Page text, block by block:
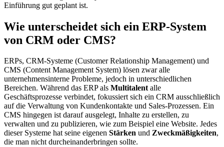
Einführung gut geplant ist.
Wie unterscheidet sich ein ERP-System
von CRM oder CMS?
ERPs, CRM-Systeme (Customer Relationship Management) und
CMS (Content Management System) lösen zwar alle
unternehmensinterne Probleme, jedoch in unterschiedlichen
Bereichen. Während das ERP als Multitalentalle
Geschäftsprozesse verbindet, fokussiert sich ein CRM ausschließlich
auf die Verwaltung von Kundenkontakte und Sales-Prozessen. Ein
CMS hingegen ist darauf ausgelegt, Inhalte zu erstellen, zu
verwalten und zu publizieren, wie zum Beispiel eine Website. Jedes
dieser Systeme hat seine eigenen Stärken und Zweckmäßigkeiten,
die man nicht durcheinanderbringen sollte.